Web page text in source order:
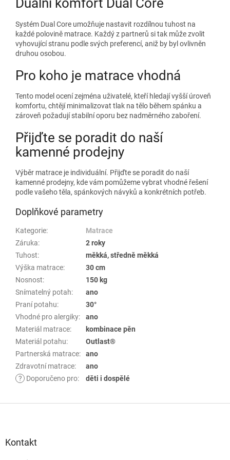
Duální komfort Dual Core
Systém Dual Core umožňuje nastavit rozdílnou tuhost na
každé polovině matrace. Každý z partnerů si tak může zvolit
vyhovující stranu podle svých preferencí, aniž by byl ovlivněn
druhou osobou.
Pro koho je matrace vhodná
Tento model ocení zejména uživatelé, kteří hledají vyšší úroveň
komfortu, chtějí minimalizovat tlak na tělo během spánku a
zároveň požadují stabilní oporu bez nadměrného zaboření.
Přijďte se poradit do naší
kamenné prodejny
Výběr matrace je individuální. Přijďte se poradit do naší
kamenné prodejny, kde vám pomůžeme vybrat vhodné řešení
podle vašeho těla, spánkových návyků a konkrétních potřeb.
Doplňkové parametry
Kategorie:
Matrace
Záruka:
2 roky
Tuhost:
měkká, středně měkká
Výška matrace:
30 cm
Nosnost:
150 kg
Snímatelný potah:
ano
Praní potahu:
30°
Vhodné pro alergiky:
ano
Materiál matrace:
kombinace pěn
Materiál potahu:
Outlast®
Partnerská matrace:
ano
Zdravotní matrace:
ano
?
Doporučeno pro: děti i dospělé
pKontakt